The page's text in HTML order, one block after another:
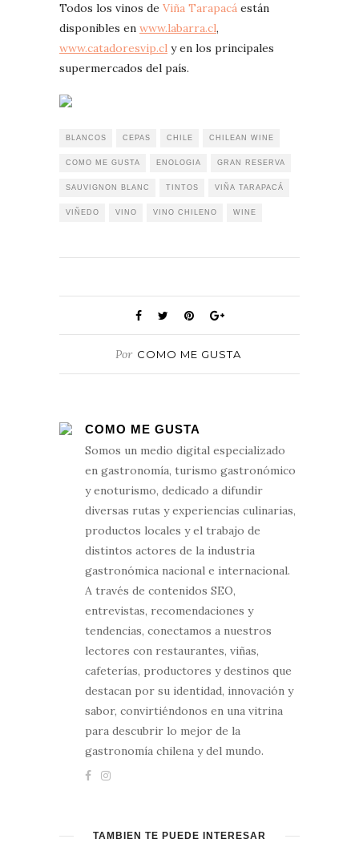
Todos los vinos de Viña Tarapacá están
disponibles en www.labarra.cl,
www.catadoresvip.cl y en los principales
supermercados del país.
BLANCOS CEPAS CHILE CHILEAN WINE
COMO ME GUSTA ENOLOGIA GRAN RESERVA
SAUVIGNON BLANC TINTOS VIÑA TARAPACÁ
VIÑEDO VINO VINO CHILENO WINE
Por COMO ME GUSTA
COMO ME GUSTA
Somos un medio digital especializado
en gastronomía, turismo gastronómico
y enoturismo, dedicado a difundir
diversas rutas y experiencias culinarias,
productos locales y el trabajo de
distintos actores de la industria
gastronómica nacional e internacional.
A través de contenidos SEO,
entrevistas, recomendaciones y
tendencias, conectamos a nuestros
lectores con restaurantes, viñas,
cafeterías, productores y destinos que
destacan por su identidad, innovación y
sabor, convirtiéndonos en una vitrina
para descubrir lo mejor de la
gastronomía chilena y del mundo.
TAMBIÉN TE PUEDE INTERESAR